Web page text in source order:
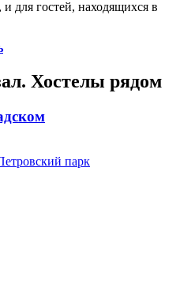
для гостей, находящихся в
Хостелы рядом
парк